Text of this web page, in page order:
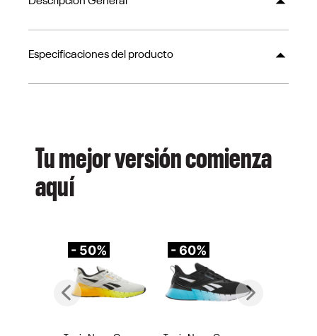
Especificaciones del producto
Tu mejor versión comienza
aquí
- 50% - 60%
Previous